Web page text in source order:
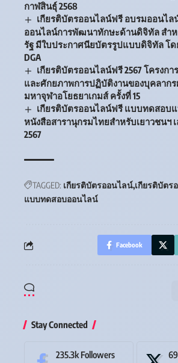
กาฬสินธุ์ 2568
เกียรติบัตรออนไลน์ฟรี อบรมออนไล
ออนไลน์การพัฒนาทักษะด้านดิจิทัล สำ
รัฐ มีใบประกาศนียบัตรรูปแบบดิจิทัล โด
DGA
เกียรติบัตรออนไลน์ฟรี 2567 โครงกา
และศักยภาพการปฏิบัติงานของบุคลาก
มหาจุฬาอโยธยาเกมส์ ครั้งที่ 15
เกียรติบัตรออนไลน์ฟรี แบบทดสอบ
หนังสือสารานุกรมไทยสำหรับเยาวชนฯ
2567
TAGGED: เกียรติบัตรออนไลน์ เกียรติบัตร
แบบทดสอบออนไลน์
Facebook
Stay Connected
235.3k Followers